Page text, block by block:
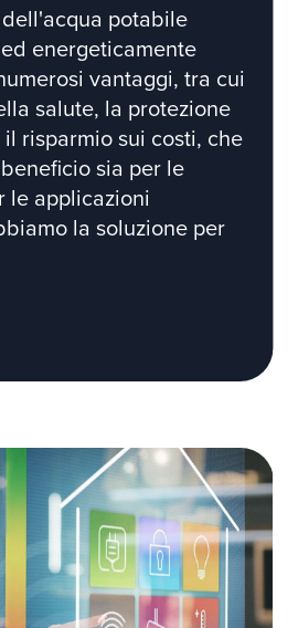
potabile
energeticamente
vantaggi, tra cui
salute, la protezione
risparmio sui costi, che
sia per le
le applicazioni
la soluzione per